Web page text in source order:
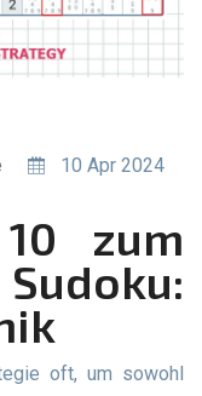
10 Apr 2024